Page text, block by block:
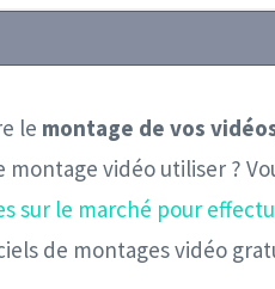
le montage de vos
montage vidéo utiliser ?
sur le marché pour
de montages vidéo